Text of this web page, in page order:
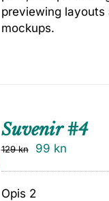
previewing layouts
mockups.
Suvenir #4
129kn 99 kn
Opis 2